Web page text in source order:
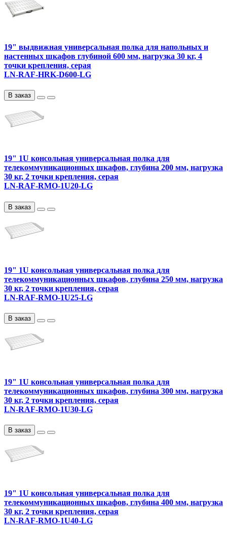
19" выдвижная универсальная полка для напольных и
настенных шкафов глубиной 600 мм, нагрузка 30 кг, 4
точки крепления, серая
LN-RAF-HRK-D600-LG
В заказ
19" 1U консольная универсальная полка для
телекоммуникационных шкафов, глубина 200 мм, нагрузка
30 кг, 2 точки крепления, серая
LN-RAF-RMO-1U20-LG
В заказ
19" 1U консольная универсальная полка для
телекоммуникационных шкафов, глубина 250 мм, нагрузка
30 кг, 2 точки крепления, серая
LN-RAF-RMO-1U25-LG
В заказ
19" 1U консольная универсальная полка для
телекоммуникационных шкафов, глубина 300 мм, нагрузка
30 кг, 2 точки крепления, серая
LN-RAF-RMO-1U30-LG
В заказ
19" 1U консольная универсальная полка для
телекоммуникационных шкафов, глубина 400 мм, нагрузка
30 кг, 2 точки крепления, серая
LN-RAF-RMO-1U40-LG